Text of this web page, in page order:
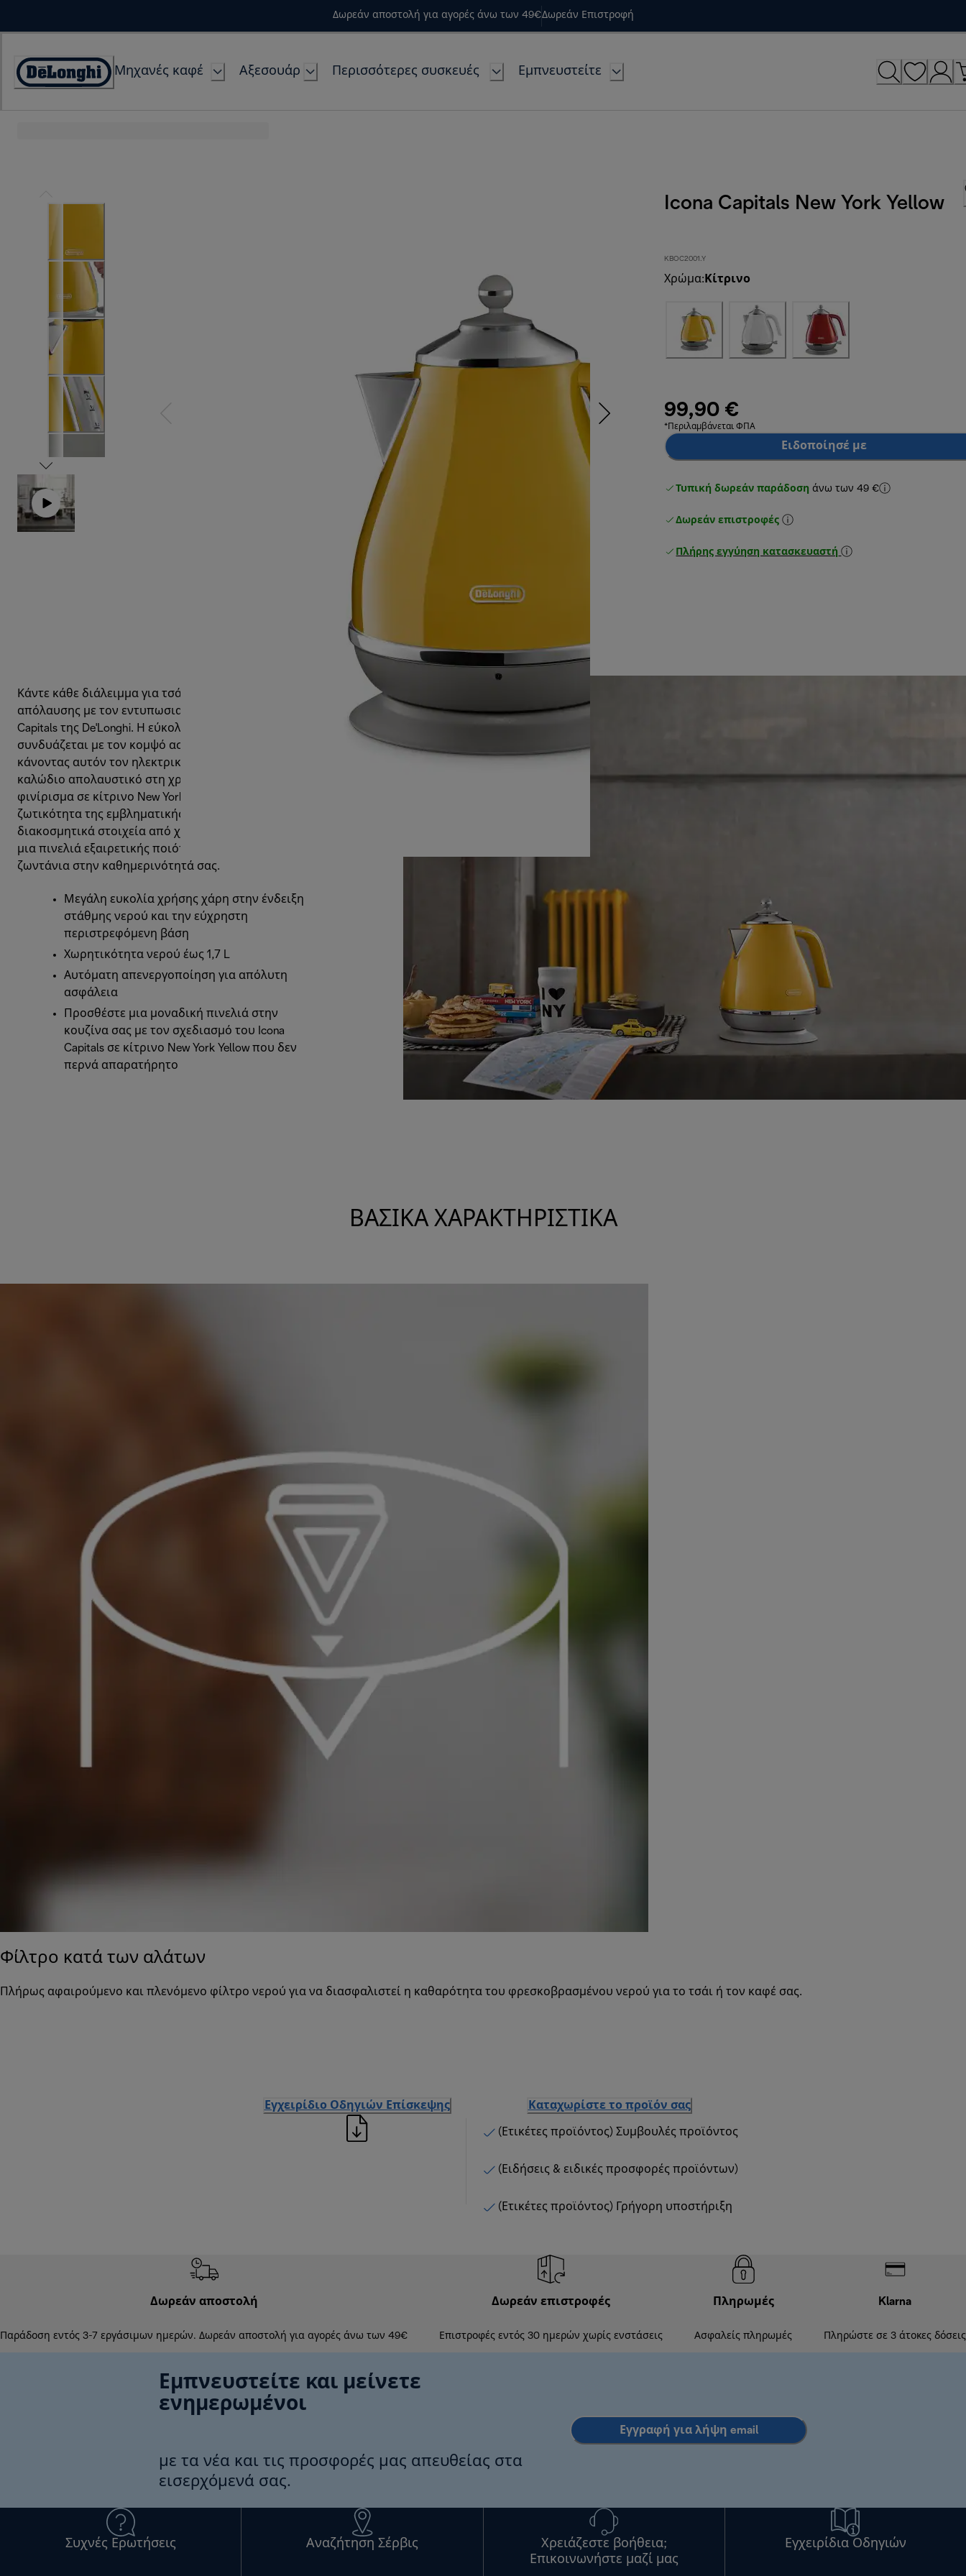
Δωρεάν αποστολή για αγορές άνω των 49€Δωρεάν Επιστροφή
Accessibility
Μηχανές καφέ Αξεσουάρ Περισσότερες συσκευές Εμπνευστείτε
Icona Capitals New York Yellow
KBOC2001.Y
Χρώμα: Κίτρινο
99,90 €
*Περιλαμβάνεται ΦΠΑ
Ειδοποίησέ με
Τυπική δωρεάν παράδοση άνω των 49 €
Δωρεάν επιστροφές
Πλήρης εγγύηση κατασκευαστή
Κάντε κάθε διάλειμμα για τσάι μια στιγμή
απόλαυσης με τον εντυπωσιακό βραστήρα Icona
Capitals της De'Longhi. Η εύκολη λειτουργικότητα
συνδυάζεται με τον κομψό αστικό σχεδιασμό,
κάνοντας αυτόν τον ηλεκτρικό βραστήρα χωρίς
καλώδιο απολαυστικό στη χρήση. Το γυαλιστερό
φινίρισμα σε κίτρινο New York Yellow εμπεριέχει τη
ζωτικότητα της εμβληματικής πόλης, ενώ τα
διακοσμητικά στοιχεία από χρώμιο προσθέτουν
μια πινελιά εξαιρετικής ποιότητας. Προσθέστε
ζωντάνια στην καθημερινότητά σας.
Μεγάλη ευκολία χρήσης χάρη στην ένδειξη
στάθμης νερού και την εύχρηστη
περιστρεφόμενη βάση
Χωρητικότητα νερού έως 1,7 L
Αυτόματη απενεργοποίηση για απόλυτη
ασφάλεια
Προσθέστε μια μοναδική πινελιά στην
κουζίνα σας με τον σχεδιασμό του Icona
Capitals σε κίτρινο New York Yellow που δεν
περνά απαρατήρητο
ΒΑΣΙΚΆ ΧΑΡΑΚΤΗΡΙΣΤΙΚΆ
Φίλτρο κατά των αλάτων
Πλήρως αφαιρούμενο και πλενόμενο φίλτρο νερού για να διασφαλιστεί η καθαρότητα του φρεσκοβρασμένου νερού για το τσάι ή τον καφέ σας.
Εγχειρίδιο Οδηγιών Επίσκεψης Καταχωρίστε το προϊόν σας
(Ετικέτες προϊόντος) Συμβουλές προϊόντος
(Ειδήσεις & ειδικές προσφορές προϊόντων)
(Ετικέτες προϊόντος) Γρήγορη υποστήριξη
Δωρεάν αποστολή
Παράδοση εντός 3-7 εργάσιμων ημερών. Δωρεάν αποστολή για αγορές άνω των 49€
Δωρεάν επιστροφές
Επιστροφές εντός 30 ημερών χωρίς ενστάσεις
Πληρωμές
Ασφαλείς πληρωμές
Klarna
Πληρώστε σε 3 άτοκες δόσεις
Εμπνευστείτε και μείνετε
ενημερωμένοι
με τα νέα και τις προσφορές μας απευθείας στα
εισερχόμενά σας.
Εγγραφή για λήψη email
Συχνές Ερωτήσεις Αναζήτηση Σέρβις
Χρειάζεστε βοήθεια;
Επικοινωνήστε μαζί μας
Εγχειρίδια Οδηγιών